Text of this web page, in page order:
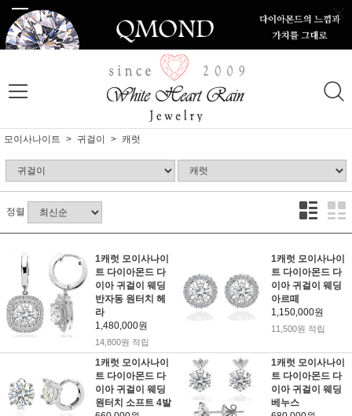
모이사나이트 귀걸이 캐럿
정렬
1캐럿 모이사나이
트 다이아몬드 다
이아 귀걸이 웨딩
반자동 원터치 헤
라
1,480,000원
14,800원 적립
1캐럿 모이사나이
트 다이아몬드 다
이아 귀걸이 웨딩
아르떼
1,150,000원
11,500원 적립
1캐럿 모이사나이
트 다이아몬드 다
이아 귀걸이 웨딩
원터치 소프트 4발
1캐럿 모이사나이
트 다이아몬드 다
이아 귀걸이 웨딩
베누스